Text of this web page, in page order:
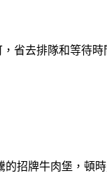
省去排隊和等待時
招牌牛肉堡，頓